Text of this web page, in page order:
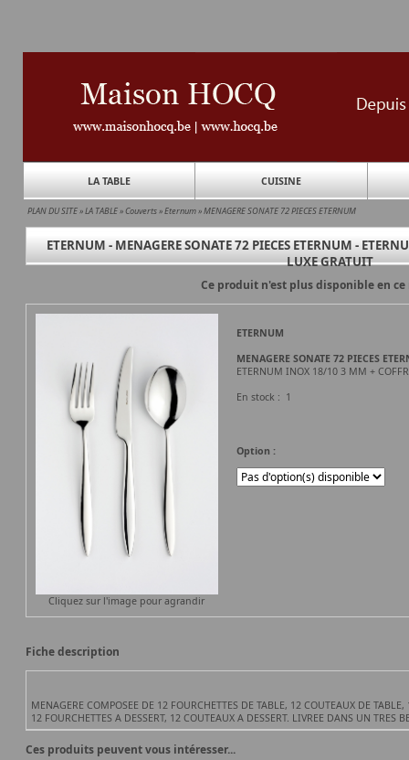
LA TABLE CUISINE
PLAN DU SITE»LA TABLE»Couverts»Eternum»MENAGERE SONATE 72 PIECES ETERNUM
ETERNUM - MENAGERE SONATE 72 PIECES ETERNUM -
LUXE GRATUIT
Ce produit n'est plus disponible en
Cliquez sur l'image pour agrandir
ETERNUM
MENAGERE SONATE 72 PIECES
ETERNUM INOX 18/10 3 MM +
En stock : 1
Option :
Fiche description
MENAGERE COMPOSEE DE 12 FOURCHETTES DE TABLE, 12 COUTEAUX DE
12 FOURCHETTES A DESSERT, 12 COUTEAUX A DESSERT. LIVREE DANS UN TRES
Ces produits peuvent vous intéresser...